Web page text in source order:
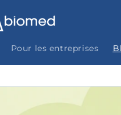
Pour les entreprises